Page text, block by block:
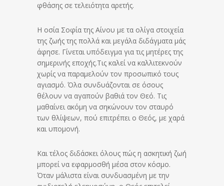
φθάσης σε τελειότητα αρετής.
Η οσία Σοφία της Αίνου με τα ολίγα στοιχεία
της ζωής της πολλά και μεγάλα διδάγματα μάς
άφησε. Γίνεται υπόδειγμα για τις μητέρες της
σημερινής εποχής.Τις καλεί να καλλιτεκνούν
χωρίς να παραμελούν τον προσωπικό τους
αγιασμό. Όλα συνδυάζονται σε όσους
θέλουν να αγαπούν βαθιά τον Θεό. Τις
μαθαίνει ακόμη να σηκώνουν τον σταυρό
των θλίψεων, πού επιτρέπει ο Θεός, με χαρά
και υπομονή.
Και τέλος διδάσκει όλους πώς η ασκητική ζωή
μπορεί να εφαρμοσθή μέσα στον κόσμο.
Όταν μάλιστα είναι συνδυασμένη με την